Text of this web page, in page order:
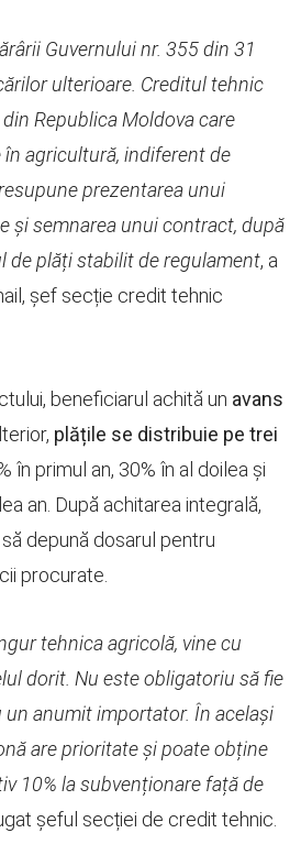
Guvernului nr. 355 din 31
ulterioare. Creditul tehnic
Republica Moldova care
agricultură, indiferent de
prezentarea unui
și semnarea unui contract, după
de plăți stabilit de regulament, a
șef secție credit tehnic
beneficiarul achită un avans
plățile se distribuie pe trei
în primul an, 30% în al doilea și
an. După achitarea integrală,
depună dosarul pentru
procurate.
tehnica agricolă, vine cu
dorit. Nu este obligatoriu să fie
un anumit importator. În același
are prioritate și poate obține
10% la subvenționare față de
șeful secției de credit tehnic.